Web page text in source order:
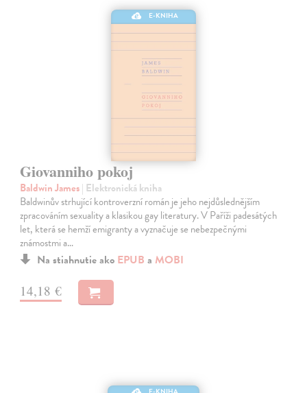
E-KNIHA
Giovanniho pokoj
Baldwin James| Elektronická kniha
Baldwinův strhující kontroverzní román je jeho nejdůslednějším
zpracováním sexuality a klasikou gay literatury. V Paříži padesátých
let, která se hemží emigranty a vyznačuje se nebezpečnými
známostmi a…
Na stiahnutie ako EPUB a MOBI
14,18 €